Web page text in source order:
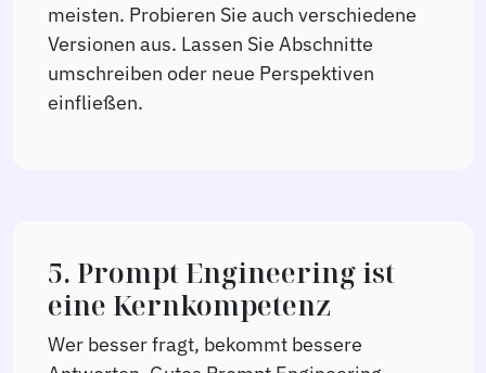
meisten. Probieren Sie auch verschiedene
Versionen aus. Lassen Sie Abschnitte
umschreiben oder neue Perspektiven
einfließen.
5. Prompt Engineering ist
eine Kernkompetenz
Wer besser fragt, bekommt bessere